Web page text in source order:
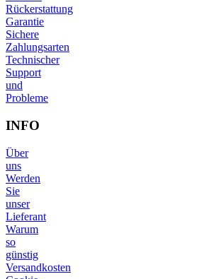
Rückerstattung
Garantie
Sichere
Zahlungsarten
Technischer
Support
und
Probleme
INFO
Über
uns
Werden
Sie
unser
Lieferant
Warum
so
günstig
Versandkosten